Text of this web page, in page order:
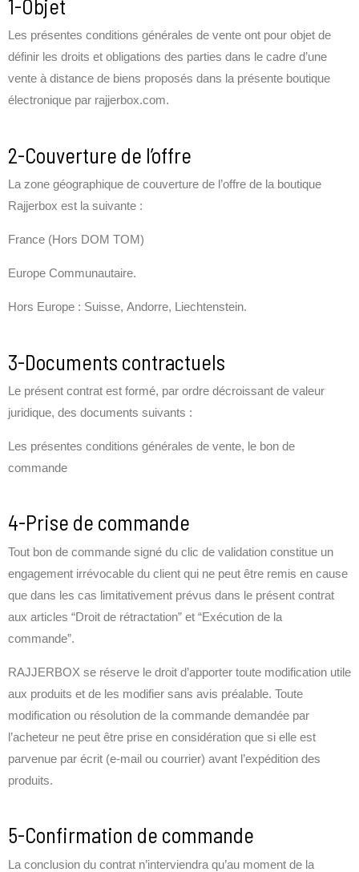
1-Objet
Les présentes conditions générales de vente ont pour objet de
définir les droits et obligations des parties dans le cadre d’une
vente à distance de biens proposés dans la présente boutique
électronique par rajjerbox.com.
2-Couverture de l’offre
La zone géographique de couverture de l’offre de la boutique
Rajjerbox est la suivante :
France (Hors DOM TOM)
Europe Communautaire.
Hors Europe : Suisse, Andorre, Liechtenstein.
3-Documents contractuels
Le présent contrat est formé, par ordre décroissant de valeur
juridique, des documents suivants :
Les présentes conditions générales de vente, le bon de
commande
4-Prise de commande
Tout bon de commande signé du clic de validation constitue un
engagement irrévocable du client qui ne peut être remis en cause
que dans les cas limitativement prévus dans le présent contrat
aux articles “Droit de rétractation” et “Exécution de la
commande”.
RAJJERBOX se réserve le droit d’apporter toute modification utile
aux produits et de les modifier sans avis préalable. Toute
modification ou résolution de la commande demandée par
l’acheteur ne peut être prise en considération que si elle est
parvenue par écrit (e-mail ou courrier) avant l’expédition des
produits.
5-Confirmation de commande
La conclusion du contrat n’interviendra qu’au moment de la